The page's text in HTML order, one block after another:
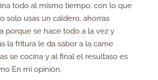
todo al mismo tiempo, con lo que
solo usas un caldero, ahorras
porque se hace todo a la vez y
la fritura le da sabor a la carne
se cocina y al final el resultaso es
En mi opinión.